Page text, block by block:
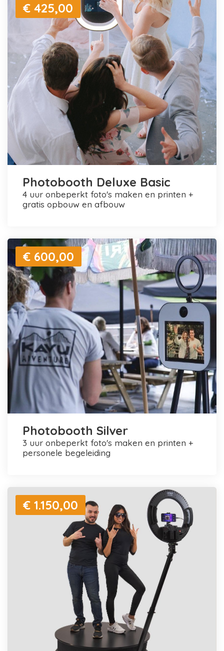
€ 425,00
Photobooth Deluxe Basic
4 uur onbeperkt foto's maken en printen +
gratis opbouw en afbouw
€ 600,00
Photobooth Silver
3 uur onbeperkt foto's maken en printen +
personele begeleiding
€ 1.150,00